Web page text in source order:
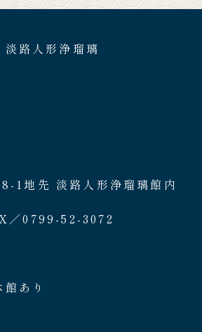
路人形浄瑠璃
1地先 淡路人形浄瑠璃館内
0799-52-3072
あり